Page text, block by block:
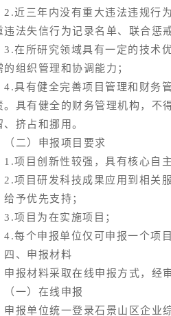
三年内没有重大违法违规行为
违法失信行为记录名单、联合惩
所研究领域具有一定的技术优
的组织管理和协调能力；
有健全完善项目管理和财务管
。具有健全的财务管理机构，不
、挤占和挪用。
）申报项目要求
目创新性较强，具有核心自主
目研发科技成果应用到相关服
给予优先支持；
目为在实施项目；
个申报单位仅可申报一个项目
申报材料
材料采取在线申报方式，经审
）在线申报
单位统一登录石景山区企业综